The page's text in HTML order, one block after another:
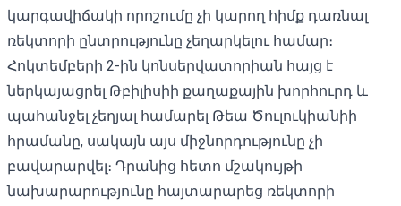
կարգավիճակի որոշումը չի կարող հիմք դառնալ
ռեկտորի ընտրությունը չեղարկելու համար։
Հոկտեմբերի 2-ին կոնսերվատորիան հայց է
ներկայացրել Թբիլիսիի քաղաքային խորհուրդ և
պահանջել չեղյալ համարել Թեա Ծուլուկիանիի
հրամանը, սակայն այս միջնորդությունը չի
բավարարվել։ Դրանից հետո մշակույթի
նախարարությունը հայտարարեց ռեկտորի